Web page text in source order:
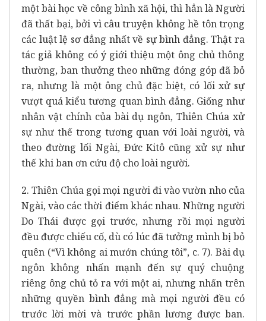
mộtbài học về công bình xã hội, thì hẳn là Người
đã thất bại, bởi vì câu truyện không hề tôn trọng
các luật lệ sơ đẳng nhất về sự bình đẳng. Thật ra
tác giả không có ý giới thiệu một ông chủ thông
thường, ban thưởng theo những đóng góp đã bỏ
ra, nhưng là một ông chủ đặc biệt, có lối xử sự
vượt quá kiểu tương quan bình đẳng. Giống như
nhân vật chính của bài dụ ngôn, Thiên Chúa xử
sự như thế trong tương quan với loài người, và
theo đường lối Ngài, Đức Kitô cũng xử sự như
thế khi ban ơn cứu độ cho loài người.
2. Thiên Chúa gọi mọi người đi vào vườn nho của
Ngài, vào các thời điểm khác nhau. Những người
Do Thái được gọi trước, nhưng rồi mọi người
đều được chiếu cố, dù có lúc đã tưởng mình bị bỏ
quên (“Vì không ai mướn chúng tôi”, c. 7). Bài dụ
ngôn không nhấn mạnh đến sự quý chuộng
riêng ông chủ tỏ ra với một ai, nhưng nhấn trên
những quyền bình đẳng mà mọi người đều có
trước lời mời và trước phần lương được ban.